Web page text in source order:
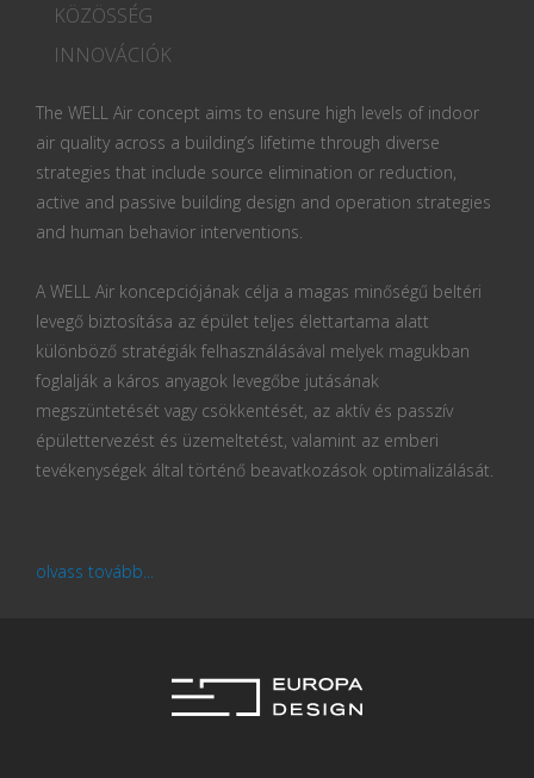
KÖZÖSSÉG
INNOVÁCIÓK
The WELL Air concept aims to ensure high levels of indoor
air quality across a building’s lifetime through diverse
strategies that include source elimination or reduction,
active and passive building design and operation strategies
and human behavior interventions.
A WELL Air koncepciójának célja a magas minőségű beltéri
levegő biztosítása az épület teljes élettartama alatt
különböző stratégiák felhasználásával melyek magukban
foglalják a káros anyagok levegőbe jutásának
megszüntetését vagy csökkentését, az aktív és passzív
épülettervezést és üzemeltetést, valamint az emberi
tevékenységek által történő beavatkozások optimalizálását.
olvass tovább...